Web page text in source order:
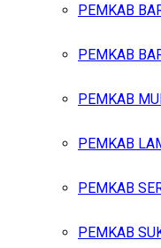
PEMKAB
PEMKAB
PEMKAB
PEMKAB
PEMKAB
PEMKAB